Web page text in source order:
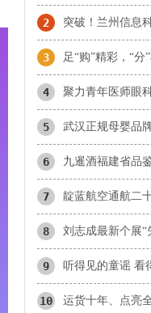
2
3
4
5
6
7 靛蓝航空通航二
8
9
10